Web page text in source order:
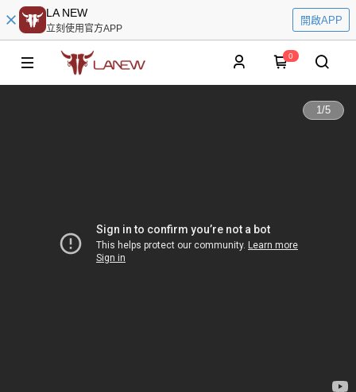
LA NEW
立刻使用官方APP
開啟APP
0
1/5